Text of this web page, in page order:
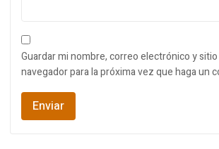
Guardar mi nombre, correo electrónico y
navegador para la próxima vez que haga un